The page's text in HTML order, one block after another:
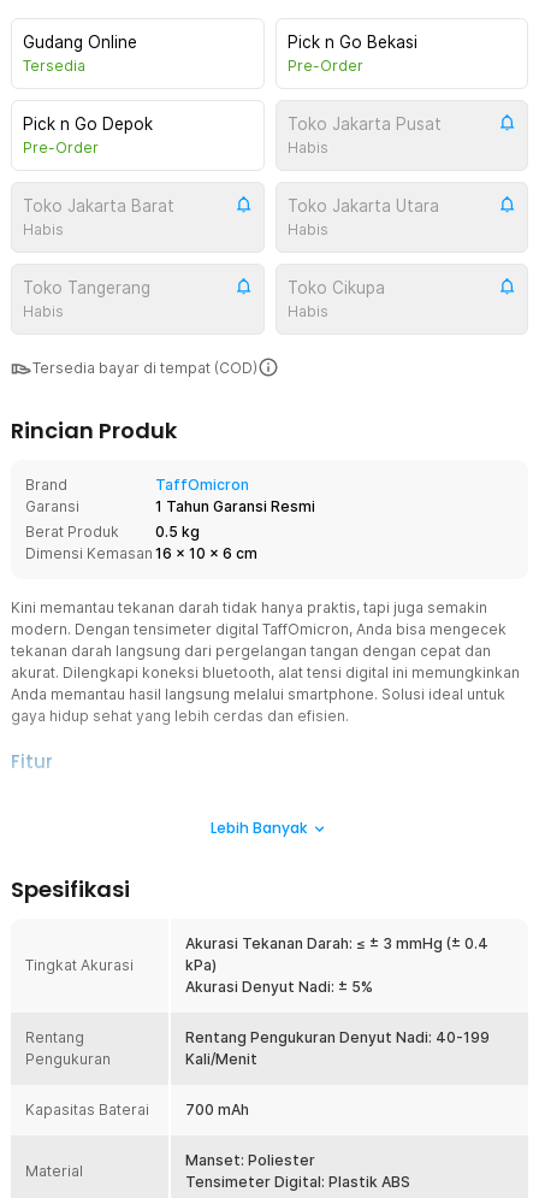
Gudang Online
Tersedia
Pick n Go Bekasi
Pre-Order
Pick n Go Depok
Pre-Order
Toko Jakarta Pusat
Habis
Toko Jakarta Barat
Habis
Toko Jakarta Utara
Habis
Toko Tangerang
Habis
Toko Cikupa
Habis
Tersedia bayar di tempat (COD)
Rincian Produk
Brand
TaffOmicron
Garansi
1 Tahun Garansi Resmi
Berat Produk
0.5 kg
Dimensi Kemasan 16 x 10 x 6 cm
Kini memantau tekanan darah tidak hanya praktis, tapi juga semakin
modern. Dengan tensimeter digital TaffOmicron, Anda bisa mengecek
tekanan darah langsung dari pergelangan tangan dengan cepat dan
akurat. Dilengkapi koneksi bluetooth, alat tensi digital ini memungkinkan
Anda memantau hasil langsung melalui smartphone. Solusi ideal untuk
gaya hidup sehat yang lebih cerdas dan efisien.
Fitur
Mampu mengukur tekanan sistolik, diastolik, dan denyut nadi
membantu Anda memahami kondisi kesehatan dengan lebih baik.
Koneksi Bluetooth ke Smartphone
Dilengkapi fitur bluetooth yang dapat terhubung ke aplikasi di
smartphone. Anda bisa memantau dan menyimpan data tekanan
untuk tracking kesehatan jangka panjang. Tensimeter digital ini
cocok untuk Anda yang ingin hidup lebih sehat dengan teknologi.
Dilengkapi bar indikator klasifikasi tekanan darah sesuai standar
darah secara instan. Sangat membantu bagi pengguna awam tanpa
perlu membaca angka detail. Fitur ini membuat tensimeter digital
Lebih Banyak
Spesifikasi
Tingkat Akurasi
Akurasi Tekanan Darah: ≤ ± 3 mmHg (± 0.4
kPa)
Akurasi Denyut Nadi: ± 5%
Rentang
Pengukuran
Rentang Pengukuran Denyut Nadi: 40-199
Kali/Menit
Kapasitas Baterai 700 mAh
Material
Manset: Poliester
Tensimeter Digital: Plastik ABS